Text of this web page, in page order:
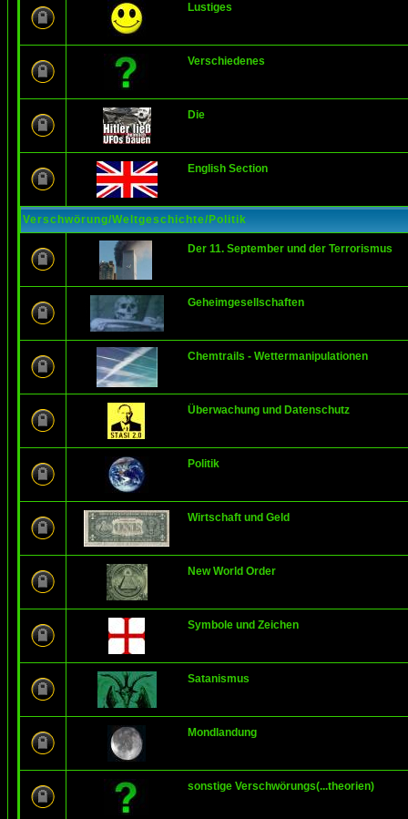
Lustiges
Verschiedenes
Die
English Section
Verschwörung/Weltgeschichte/Politik
Der 11. September und der Terrorismus
Geheimgesellschaften
Chemtrails - Wettermanipulationen
Überwachung und Datenschutz
Politik
Wirtschaft und Geld
New World Order
Symbole und Zeichen
Satanismus
Mondlandung
sonstige Verschwörungs(...theorien)